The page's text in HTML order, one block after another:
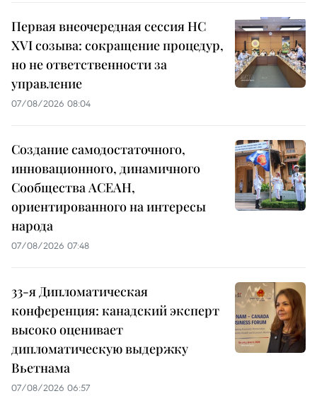
Первая внеочередная сессия НС
XVI созыва: сокращение процедур,
но не ответственности за
управление
07/08/2026 08:04
Создание самодостаточного,
инновационного, динамичного
Сообщества АСЕАН,
ориентированного на интересы
народа
07/08/2026 07:48
33-я Дипломатическая
конференция: канадский эксперт
высоко оценивает
дипломатическую выдержку
Вьетнама
07/08/2026 06:57